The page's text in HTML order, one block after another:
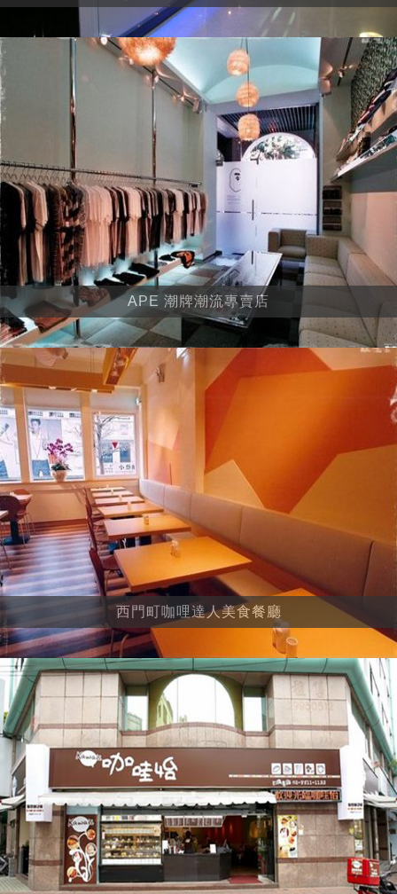
APE 潮牌潮流專賣店
西門町咖哩達人美食餐廳